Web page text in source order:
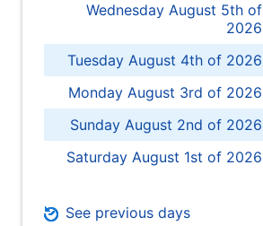
Wednesday August 5th of
2026
Tuesday August 4th of 2026
Monday August 3rd of 2026
Sunday August 2nd of 2026
Saturday August 1st of 2026
See previous days